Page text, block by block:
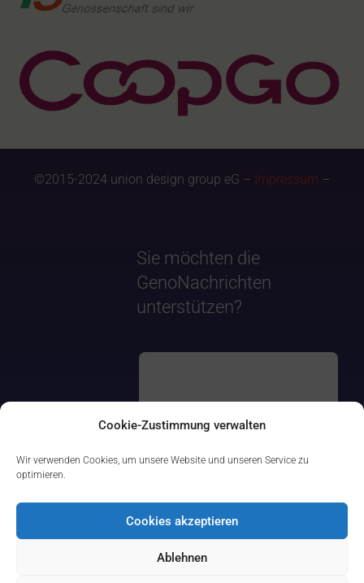
Cookie-Zustimmung verwalten
Wir verwenden Cookies, um unsere Website und unseren Service zu
optimieren.
Cookies akzeptieren
Ablehnen
©2015-2024 union design group eG – Impressum –
Sie möchten die
GenoNachrichten
unterstützen?